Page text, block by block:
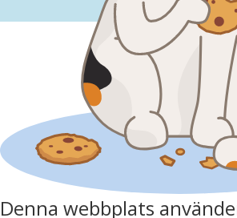
Denna webbplats